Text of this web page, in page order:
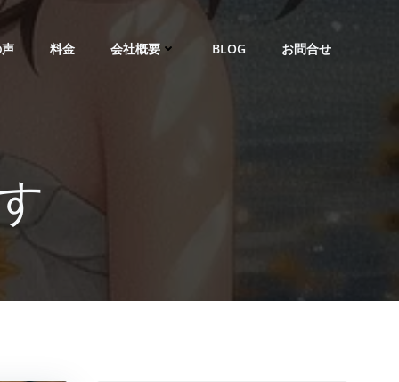
料金 会社概要 BLOG お問合せ